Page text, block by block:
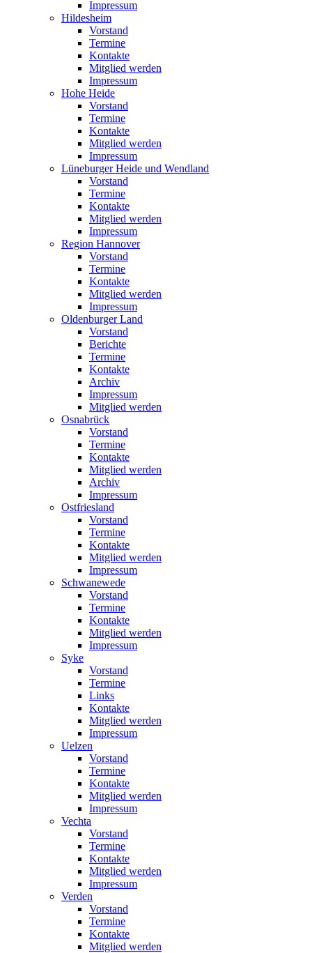
Impressum
Hildesheim
Vorstand
Termine
Kontakte
Mitglied werden
Impressum
Hohe Heide
Vorstand
Termine
Kontakte
Mitglied werden
Impressum
Lüneburger Heide und Wendland
Vorstand
Termine
Kontakte
Mitglied werden
Impressum
Region Hannover
Vorstand
Termine
Kontakte
Mitglied werden
Impressum
Oldenburger Land
Vorstand
Berichte
Termine
Kontakte
Archiv
Impressum
Mitglied werden
Osnabrück
Vorstand
Termine
Kontakte
Mitglied werden
Archiv
Impressum
Ostfriesland
Vorstand
Termine
Kontakte
Mitglied werden
Impressum
Schwanewede
Vorstand
Termine
Kontakte
Mitglied werden
Impressum
Syke
Vorstand
Termine
Links
Kontakte
Mitglied werden
Impressum
Uelzen
Vorstand
Termine
Kontakte
Mitglied werden
Impressum
Vechta
Vorstand
Termine
Kontakte
Mitglied werden
Impressum
Verden
Vorstand
Termine
Kontakte
Mitglied werden